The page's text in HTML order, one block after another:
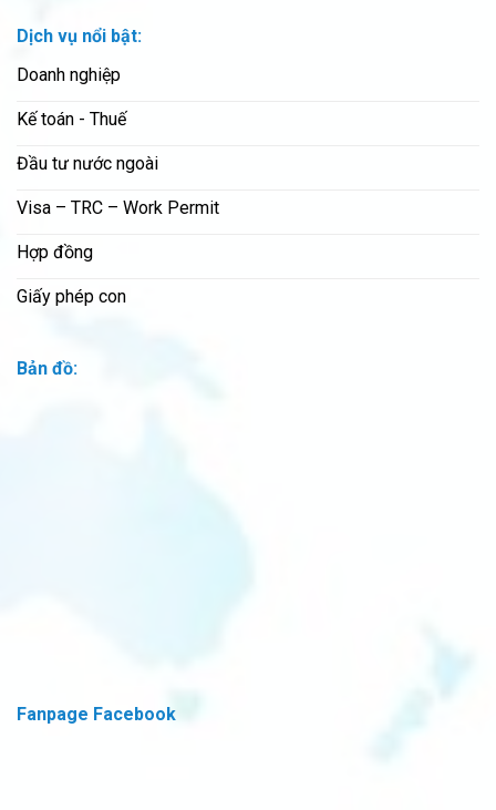
Dịch vụ nổi bật:
Doanh nghiệp
Kế toán - Thuế
Đầu tư nước ngoài
Visa – TRC – Work Permit
Hợp đồng
Giấy phép con
Bản đồ:
Fanpage Facebook